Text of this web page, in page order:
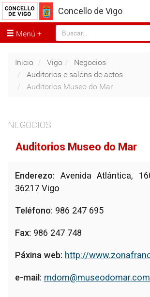
Concello de Vigo
Menú
Inicio Vigo
Negocios
Auditorios e salóns de actos
Auditorios Museo do Mar
NEGOCIOS
Auditorios Museo do Mar
Enderezo: Avenida Atlántica,
36217 Vigo
Teléfono: 986 247 695
Fax: 986 247 748
Páxina web: http://
e-mail: mdom@museodomar.com